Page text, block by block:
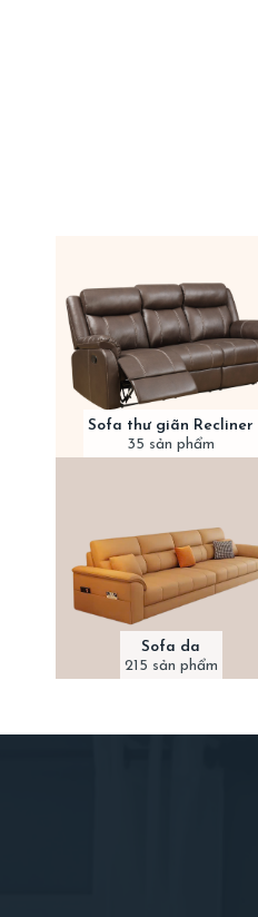
Sofa thư giãn Recliner
35 sản phẩm
Sofa da
215 sản phẩm